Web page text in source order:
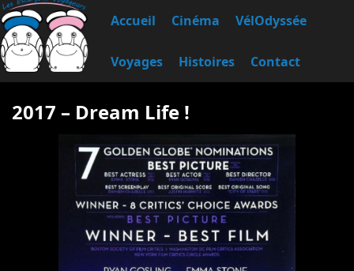
Accueil Cinéma VélOdyssée
Voyages Histoires Contact
2017 – Dream Life !